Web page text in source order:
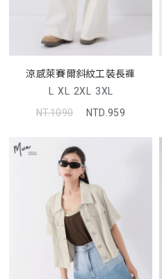
涼感萊賽爾斜紋工裝長褲
L XL 2XL 3XL
NT.1090
NTD.959